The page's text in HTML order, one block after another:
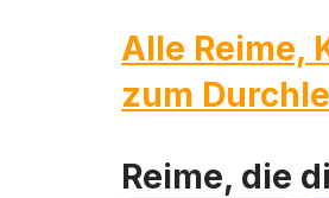
Alle Reime,
zum
Reime, die